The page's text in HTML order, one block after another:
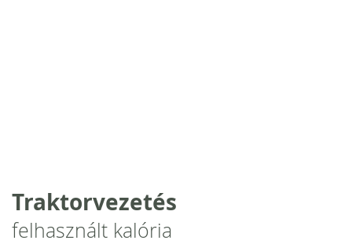
Traktorvezetés
felhasznált kalória